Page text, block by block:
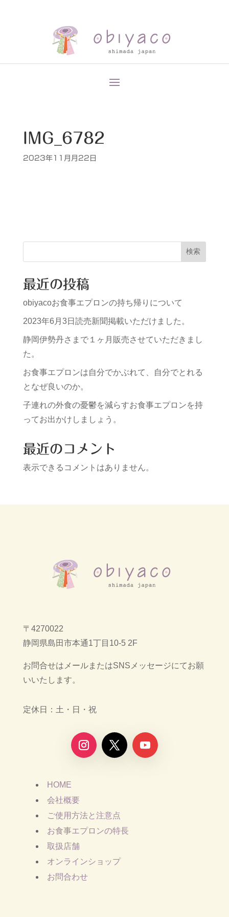
IMG_6782
2023年11月月22日
検索
最近の投稿
obiyacoお食事エプロンの持ち帰りについて
2023年6月3日読売新聞掲載いただけました。
静岡伊勢丹さまで１ヶ月販売させていただきまし
た。
お食事エプロンは自分でかぶれて、自分でとれる
となぜ良いのか。
子連れの外食の憂鬱を減らすお食事エプロンを持
ってお出かけしましょう。
最近のコメント
表示できるコメントはありません。
〒4270022
静岡県島田市本通1丁目10-5 2F
お問合せはメールまたはSNSメッセージにてお願
いいたします。
定休日：土・日・祝
HOME
会社概要
ご使用方法と注意点
お食事エプロンの特長
取扱店舗
オンラインショップ
お問合わせ